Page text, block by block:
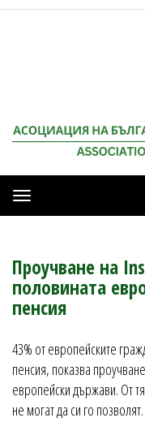
Мобилна
навигация
Проучване на
половината
пенсия
43% от европейските
пенсия, показва
европейски държави. От
не могат да си го позволят.